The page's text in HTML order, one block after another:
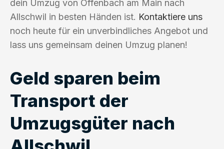
dein Umzug von Offenbach am Main nach
Allschwil in besten Händen ist. Kontaktiere uns
noch heute für ein unverbindliches Angebot und
lass uns gemeinsam deinen Umzug planen!
Geld sparen beim
Transport der
Umzugsgüter nach